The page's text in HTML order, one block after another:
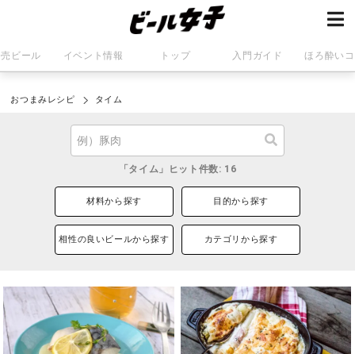
ビール イベント情報 トップ 入門ガイド ほろ酔い
おつまみレシピ タイム
「タイム」ヒット件数: 16
材料から探す 目的から探す
相性の良いビールから探す カテゴリから探す